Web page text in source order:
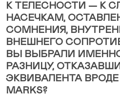
К ТЕЛЕСНОСТИ — К
НАСЕЧКАМ,
СОМНЕНИЯ,
ВНЕШНЕГО
ВЫ ВЫБРАЛИ
РАЗНИЦУ,
ЭКВИВАЛЕНТА ВРОДЕ
MARKS?